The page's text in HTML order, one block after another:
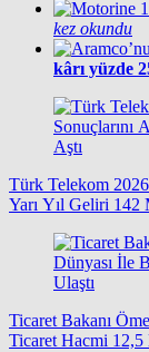
kez okundu
kârı yüzde
Türk Telekom
Yarı Yıl Geliri 142
Ticaret Bakanı
Ticaret Hacmi